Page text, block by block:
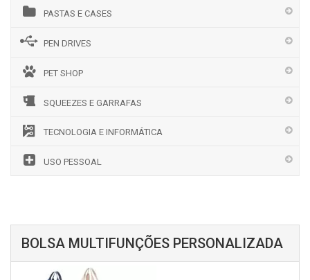
PASTAS E CASES
PEN DRIVES
PET SHOP
SQUEEZES E GARRAFAS
TECNOLOGIA E INFORMÁTICA
USO PESSOAL
BOLSA MULTIFUNÇÕES PERSONALIZADA